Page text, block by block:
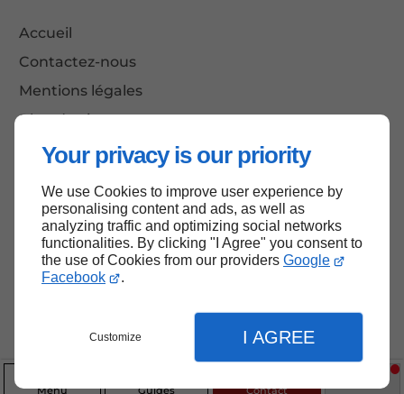
Your privacy is our priority
We use Cookies to improve user experience by
personalising content and ads, as well as
analyzing traffic and optimizing social networks
functionalities. By clicking "I Agree" you consent to
the use of Cookies from our providers Google
Facebook
.
Customize I AGREE
Menu Guides Contact
Accueil
Contactez-nous
Mentions légales
Plan du site
Haut de page